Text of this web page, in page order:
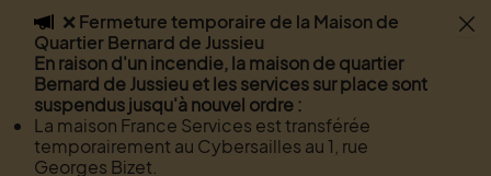
Flash info
❌ Fermeture temporaire de la Maison de
Quartier Bernard de Jussieu
En raison d'un incendie, la maison de quartier
Bernard de Jussieu et les services sur place sont
suspendus jusqu'à nouvel ordre :
La maison France Services est transférée
temporairement au Cybersailles au 1, rue
Georges Bizet.
Menu
Recherche
Page de contact
Contenu